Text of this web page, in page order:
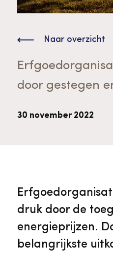
Ergoedvrijwilligersprijs
Advies en
vrijwilligers
Advies en
erfgoedinstellingen en
Museumplatform Zuid-
Tarieven en algemene
Veelgestelde vragen
Onze
Raad van Toezicht
Jaarstukken
door gestegen
30 november 2022
Naar overzicht
druk door de
energieprijzen.
belangrijkste